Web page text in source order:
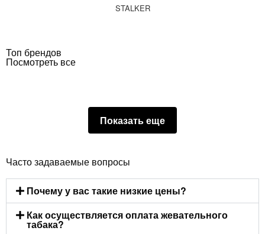
STALKER
Топ брендов
Посмотреть все
Показать еще
Часто задаваемые вопросы
Почему у вас такие низкие цены?
Как осуществляется оплата жевательного
табака?